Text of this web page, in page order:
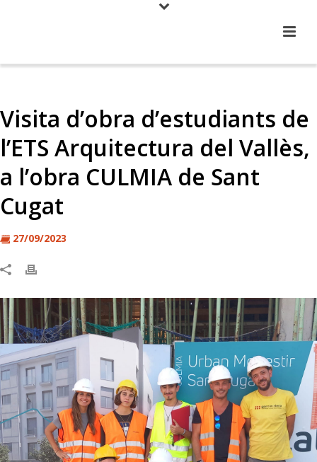
Visita d’obra d’estudiants de
l’ETS Arquitectura del Vallès,
a l’obra CULMIA de Sant
Cugat
27/09/2023